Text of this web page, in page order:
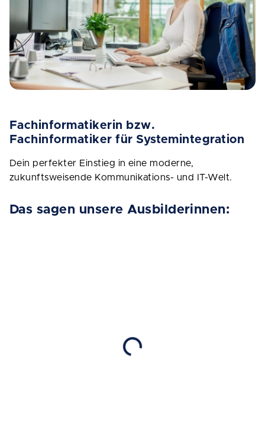
Fachinformatikerin bzw.
Fachinformatiker für Systemintegration
Dein perfekter Einstieg in eine moderne,
zukunftsweisende Kommunikations- und IT-Welt.
Das sagen unsere Ausbilderinnen: